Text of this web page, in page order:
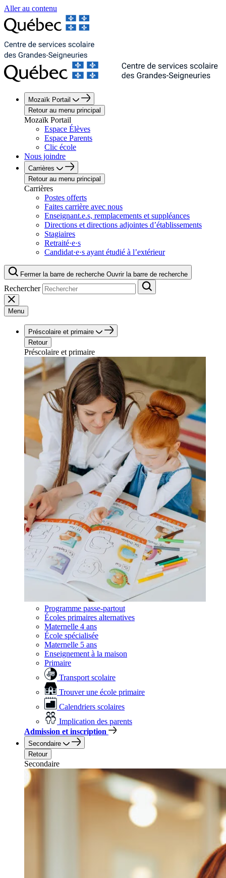
Aller au contenu
Mozaïk Portail
Retour au menu principal
Mozaïk Portail
Espace Élèves
Espace Parents
Clic école
Nous joindre
Carrières
Retour au menu principal
Carrières
Postes offerts
Faites carrière avec nous
Enseignant.e.s, remplacements et suppléances
Directions et directions adjointes d’établissements
Stagiaires
Retraité·e·s
Candidat·e·s ayant étudié à l’extérieur
Fermer la barre de recherche Ouvrir la barre de recherche
Rechercher
Menu
Préscolaire et primaire
Retour
Préscolaire et primaire
Programme passe-partout
Écoles primaires alternatives
Maternelle 4 ans
École spécialisée
Maternelle 5 ans
Enseignement à la maison
Primaire
Transport scolaire
Trouver une école primaire
Calendriers scolaires
Implication des parents
Admission et inscription
Secondaire
Retour
Secondaire